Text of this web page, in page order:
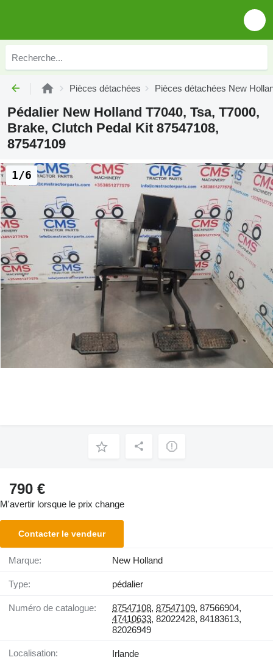
Pièces détachées Pièces détachées New
Pédalier New Holland T7040, Tsa, T7000,
Brake, Clutch Pedal Kit 87547108,
87547109
1/6
790 €
M'avertir lorsque le prix change
Contacter le vendeur
Marque: New Holland
Type: pédalier
Numéro de catalogue: 87547108, 87547109, 87566904,
47410633, 82022428, 84183613,
82026949
Localisation:
Irlande